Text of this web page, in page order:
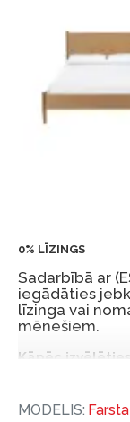
0% LĪZINGS
Sadarbībā ar
iegādāties
līzinga vai
mēnešiem.
Kāpēc
un izdevīgs
MODELIS: Farsta